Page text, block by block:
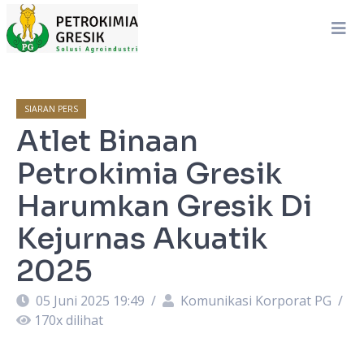
SIARAN PERS
Atlet Binaan
Petrokimia Gresik
Harumkan Gresik Di
Kejurnas Akuatik
2025
05 Juni 2025 19:49 / Komunikasi Korporat PG /
170x dilihat